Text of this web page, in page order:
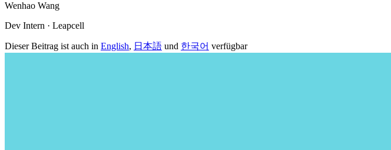
Wenhao Wang
Dev Intern · Leapcell
Dieser Beitrag ist auch in English, 日本語 und 한국어 verfügbar